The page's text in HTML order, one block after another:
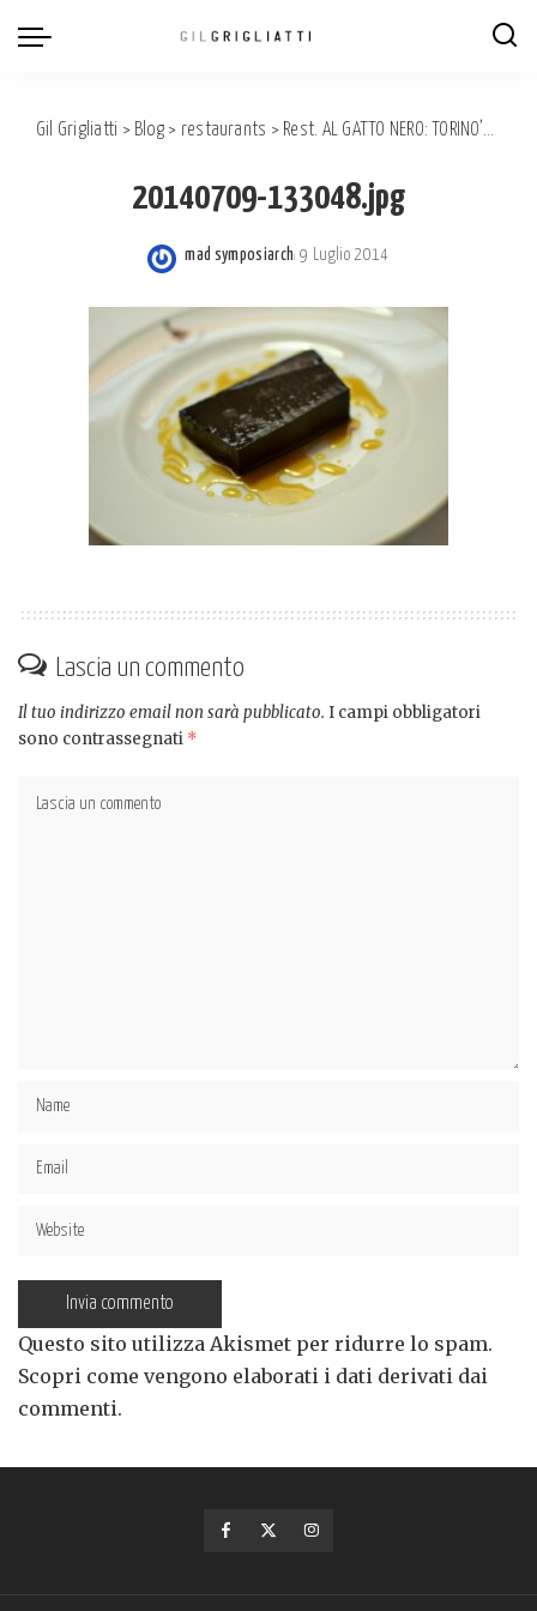
Gil Grigliatti > Blog > restaurants > Rest. AL GATTO NERO: TORINO’S HERITAGE OF GASTRONOMY
20140709-133048.jpg
Posted
mad symposiarch 9 Luglio 2014
Lascia un commento
Il tuo indirizzo email non sarà pubblicato. I campi obbligatori
sono contrassegnati *
Questo sito utilizza Akismet per ridurre lo spam.
Scopri come vengono elaborati i dati derivati dai
commenti.